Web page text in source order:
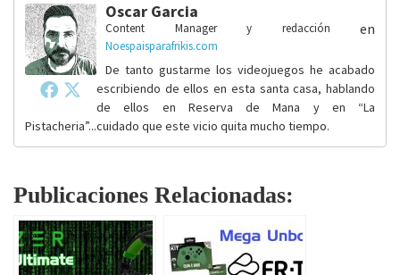
Oscar Garcia
Content Manager y redacción en
Noespaisparafrikis.com
De tanto gustarme los videojuegos he acabado
escribiendo de ellos en esta santa casa, hablando
de ellos en Reserva de Mana y en “La
Pistacheria”...cuidado que este vicio quita mucho tiempo.
Publicaciones Relacionadas: